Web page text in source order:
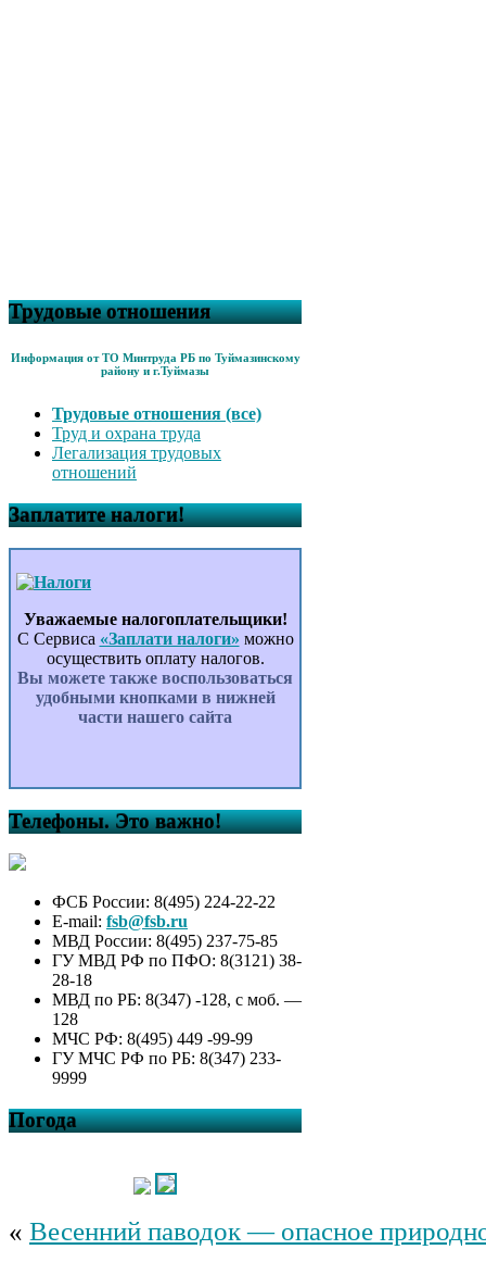
Трудовые отношения
Информация от ТО Минтруда РБ по Туймазинскому
району и г.Туймазы
Трудовые отношения (все)
Труд и охрана труда
Легализация трудовых
отношений
Заплатите налоги!
Уважаемые налогоплательщики!
С Сервиса «Заплати налоги» можно
осуществить оплату налогов.
Вы можете также воспользоваться
удобными кнопками в нижней
части нашего сайта
Телефоны. Это важно!
ФСБ России: 8(495) 224-22-22
E-mail: fsb@fsb.ru
МВД России: 8(495) 237-75-85
ГУ МВД РФ по ПФО: 8(3121) 38-
28-18
МВД по РБ: 8(347) -128, с моб. —
128
МЧС РФ: 8(495) 449 -99-99
ГУ МЧС РФ по РБ: 8(347) 233-
9999
Погода
« Весенний паводок — опасное